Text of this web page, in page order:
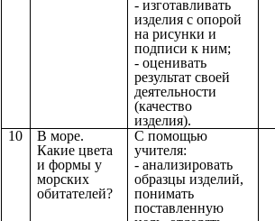
- изготавливать
изделия с опорой
на рисунки и
подписи к ним;
- оценивать
результат своей
деятельности
(качество
изделия).
10
В море.
Какие цвета
и формы у
морских
обитателей?
С помощью
учителя:
- анализировать
образцы изделий,
понимать
поставленную